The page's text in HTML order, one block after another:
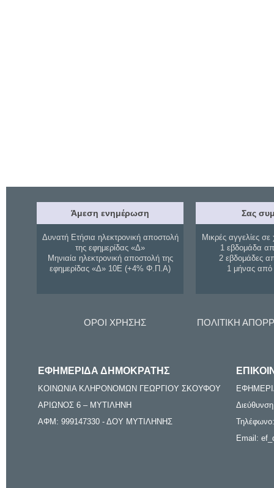
Άμεση ενημέρωση
Δυνατή Ετήσια ηλεκτρονική αποστολή
της εφημερίδας «Δ»
Μηνιαία ηλεκτρονική αποστολή της
εφημερίδας «Δ» 10Ε (+4% Φ.Π.Α)
Σας
Μικρές αγγελίες σε
1 εβδομάδα
2 εβδομάδες
1 μήνας
ΟΡΟΙ ΧΡΗΣΗΣ ΠΟΛΙΤΙΚΗ
ΕΦΗΜΕΡΙΔΑ ΔΗΜΟΚΡΑΤΗΣ
ΚΟΙΝΩΝΙΑ ΚΛΗΡΟΝΟΜΩΝ ΓΕΩΡΓΙΟΥ ΣΚΟΥΦΟΥ
ΑΡΙΩΝΟΣ 6 – ΜΥΤΙΛΗΝΗ
ΑΦΜ: 999147330 - ΔΟΥ ΜΥΤΙΛΗΝΗΣ
Email: